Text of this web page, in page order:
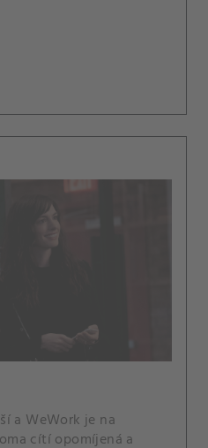
a WeWork je na
cítí opomíjená a